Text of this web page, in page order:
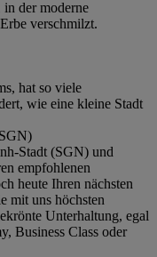
in der moderne
verschmilzt.
hat so viele
wie eine kleine Stadt
Stadt (SGN) und
empfohlenen
heute Ihren nächsten
mit uns höchsten
Unterhaltung, egal
Business Class oder